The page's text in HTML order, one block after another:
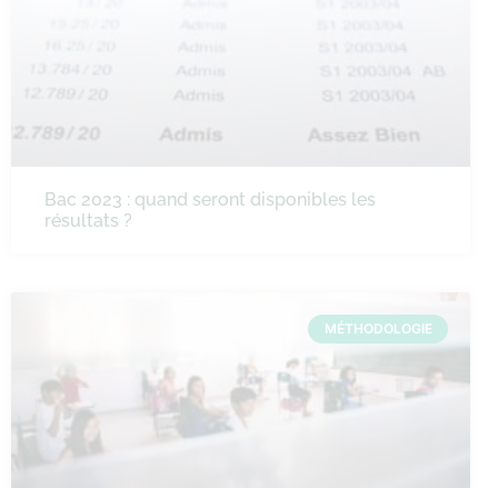
Bac 2023 : quand seront disponibles les
résultats ?
MÉTHODOLOGIE